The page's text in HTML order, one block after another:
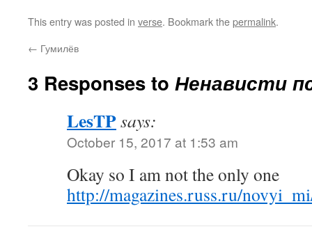
This entry was posted in verse. Bookmark thepermalink.
← Гумилёв
3 Responses to Ненависти
LesTPsays:
October 15, 2017 at 1:53 am
Okay so I am not the only one
http://magazines.russ.ru/